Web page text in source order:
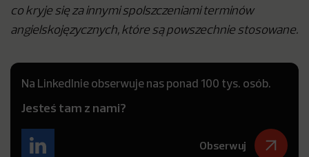
co kryje się za innymi spolszczeniami terminów
angielskojęzycznych, które są powszechnie stosowane.
Na LinkedInie obserwuje nas ponad 100 tys. osób.
Jesteś tam z nami?
Obserwuj